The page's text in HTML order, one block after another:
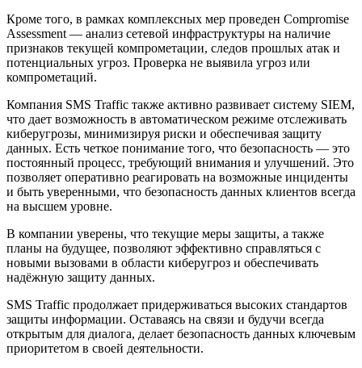
Кроме того, в рамках комплексных мер проведен Compromise
Assessment — анализ сетевой инфраструктуры на наличие
признаков текущей компрометации, следов прошлых атак и
потенциальных угроз. Проверка не выявила угроз или
компрометаций.
Компания SMS Traffic также активно развивает систему SIEM,
что дает возможность в автоматическом режиме отслеживать
киберугрозы, минимизируя риски и обеспечивая защиту
данных. Есть четкое понимание того, что безопасность — это
постоянный процесс, требующий внимания и улучшений. Это
позволяет оперативно реагировать на возможные инциденты
и быть уверенными, что безопасность данных клиентов всегда
на высшем уровне.
В компании уверены, что текущие меры защиты, а также
планы на будущее, позволяют эффективно справляться с
новыми вызовами в области киберугроз и обеспечивать
надёжную защиту данных.
SMS Traffic продолжает придерживаться высоких стандартов
защиты информации. Оставаясь на связи и будучи всегда
открытым для диалога, делает безопасность данных ключевым
приоритетом в своей деятельности.